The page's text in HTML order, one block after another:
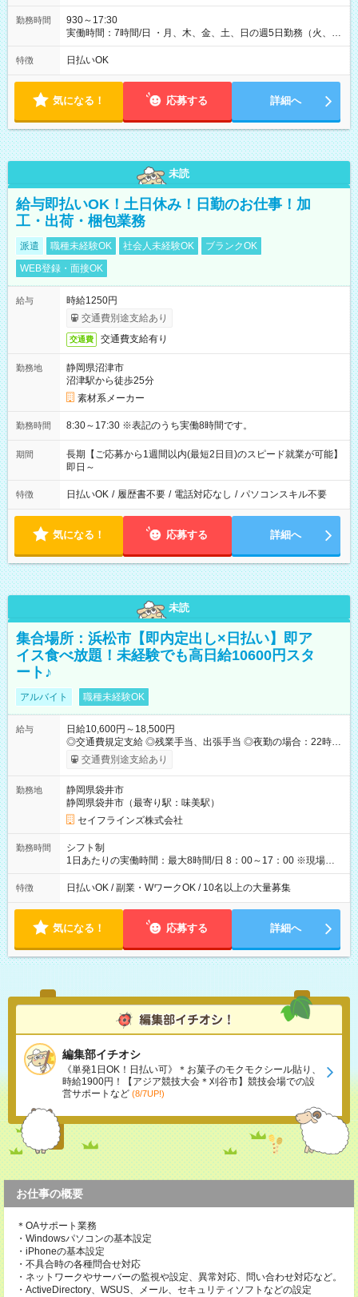
勤務時間
930～17:30
実働時間：7時間/日 ・月、木、金、土、日の週5日勤務（火、水
は固定休です／夏季、年末年始等、長期休暇有り！） ・ワンシ
フト！ 残業ほぼナシ（0～5h/月）
特徴 日払いOK
気になる！ 応募する 詳細へ
未読
給与即払いOK！土日休み！日勤のお仕事！加
工・出荷・梱包業務
派遣 職種未経験OK 社会人未経験OK
ブランクOK
WEB登録・面接OK
給与
時給1250円
交通費別途支給あり
交通費 交通費支給有り
勤務地
静岡県沼津市
沼津駅から徒歩25分
素材系メーカー
勤務時間 8:30～17:30 ※表記のうち実働8時間です。
期間
長期【ご応募から1週間以内(最短2日目)のスピード就業が可能】
即日～
特徴 日払いOK / 履歴書不要 / 電話対応なし / パソコンスキル不要
気になる！ 応募する 詳細へ
未読
集合場所：浜松市【即内定出し×日払い】即ア
イス食べ放題！未経験でも高日給10600円スタ
ート♪
アルバイト 職種未経験OK
給与
日給10,600円～18,500円
◎交通費規定支給 ◎残業手当、出張手当 ◎夜勤の場合：22時～
翌5時は割増給与 ◎日払い・週払い可(希望者／条件有) ◎社食あ
ダブルワークも可能です☺ ◎髪色、ピアス、タトゥーOK おしゃ
れも自由に楽しめます！ 【試用期間】試用期間あり 試用期間の
長さ：3ヶ月 雇用形態、給与は本採用時と同じです。
交通費別途支給あり
勤務地
静岡県袋井市
静岡県袋井市（最寄り駅：味美駅）
セイフラインズ株式会社
勤務時間
シフト制
1日あたりの実働時間：最大8時間/日 8：00～17：00 ※現場によ
っては多少時間は前後します ▶残業ほとんどなし！ ▶時間より
早く終わることの方が多いと思います。現場によっては午前中
望の方は夜勤（21:00～6:00）のお仕事も可能。
特徴 日払いOK / 副業・WワークOK / 10名以上の大量募集
気になる！ 応募する 詳細へ
編集部イチオシ
《単発1日OK！日払い可》＊お菓子のモクモクシール貼り、
時給1900円！【アジア競技大会＊刈谷市】競技会場での設
営サポートなど (8/7UP!)
お仕事の概要
＊OAサポート業務
・Windowsパソコンの基本設定
・iPhoneの基本設定
・不具合時の各種問合せ対応
・ネットワークやサーバーの監視や設定、異常対応、問い合わせ対応など。
・ActiveDirectory、WSUS、メール、セキュリティソフトなどの設定